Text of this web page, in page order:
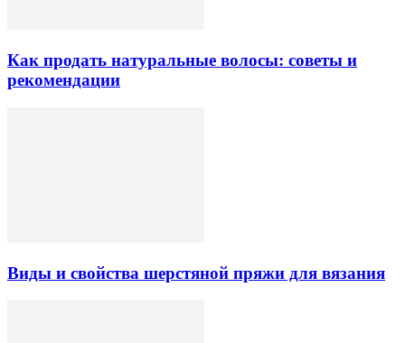
Как продать натуральные волосы: советы и
рекомендации
Виды и свойства шерстяной пряжи для вязания